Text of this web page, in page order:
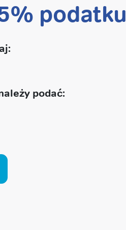
podatku
podać: